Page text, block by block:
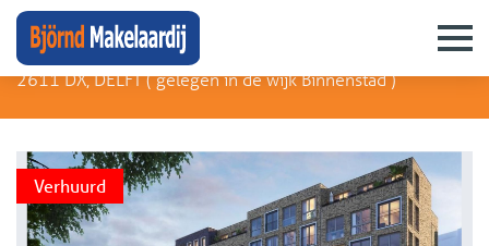
Houttuinen 42 A
2611 DX, DELFT (gelegen in de wijk Binnenstad)
Verhuurd